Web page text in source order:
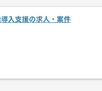
入支援の求人・案件